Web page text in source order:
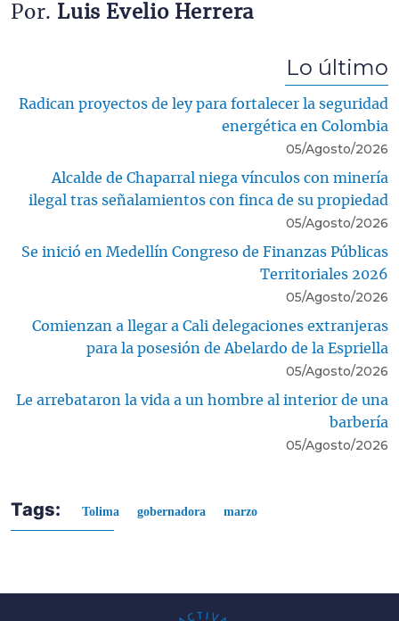
Por. Luis Evelio Herrera
Lo último
Radican proyectos de ley para fortalecer la seguridad
energética en Colombia
05/Agosto/2026
Alcalde de Chaparral niega vínculos con minería
ilegal tras señalamientos con finca de su propiedad
05/Agosto/2026
Se inició en Medellín Congreso de Finanzas Públicas
Territoriales 2026
05/Agosto/2026
Comienzan a llegar a Cali delegaciones extranjeras
para la posesión de Abelardo de la Espriella
05/Agosto/2026
Le arrebataron la vida a un hombre al interior de una
barbería
05/Agosto/2026
Tags: Tolima gobernadora marzo